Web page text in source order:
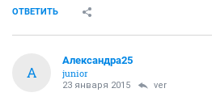
ОТВЕТИТЬ
А
Александра25
junior
23 января 2015 ver